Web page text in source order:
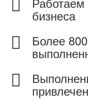
бизнеса
Более